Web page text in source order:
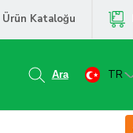
Ürün Kataloğu
TR